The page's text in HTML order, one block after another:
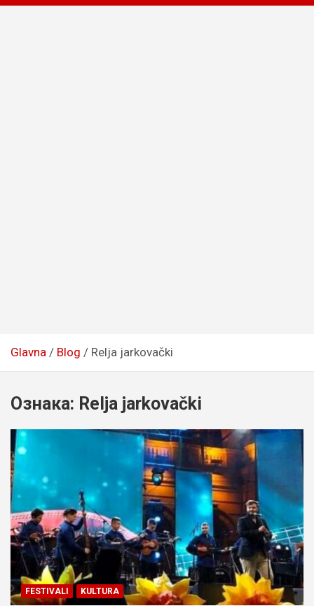
Glavna Blog Relja jarkovački
Ознака: Relja jarkovački
FESTIVALI KULTURA